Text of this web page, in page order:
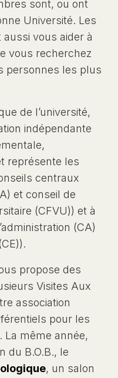
sont, ou ont
Université. Les
vous aider à
vous recherchez
personnes les plus
de l’université,
indépendante
représente les
centraux
et conseil de
(CFVU)) et à
(CA)
propose des
Visites Aux
association
pour les
La même année,
du B.O.B., le
, un salon